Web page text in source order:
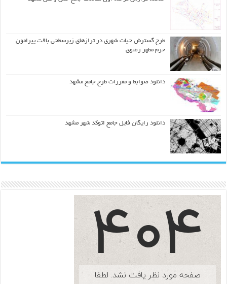
طرح گسترش حیات شهري در ترازهاي زیرسطحی بافت پیرامون
حرم مطهر رضوي
دانلود ضوابط و مقررات طرح جامع مشهد
دانلود رایگان فایل جامع اتوکد شهر مشهد